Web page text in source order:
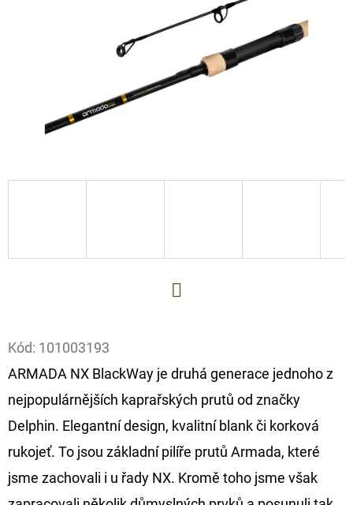
Kód: 101003193
ARMADA NX BlackWay je druhá generace jednoho z
nejpopulárnějších kaprařských prutů od značky
Delphin. Elegantní design, kvalitní blank či korková
rukojeť. To jsou základní pilíře prutů Armada, které
jsme zachovali i u řady NX. Kromě toho jsme však
T
O
P
O
R
U